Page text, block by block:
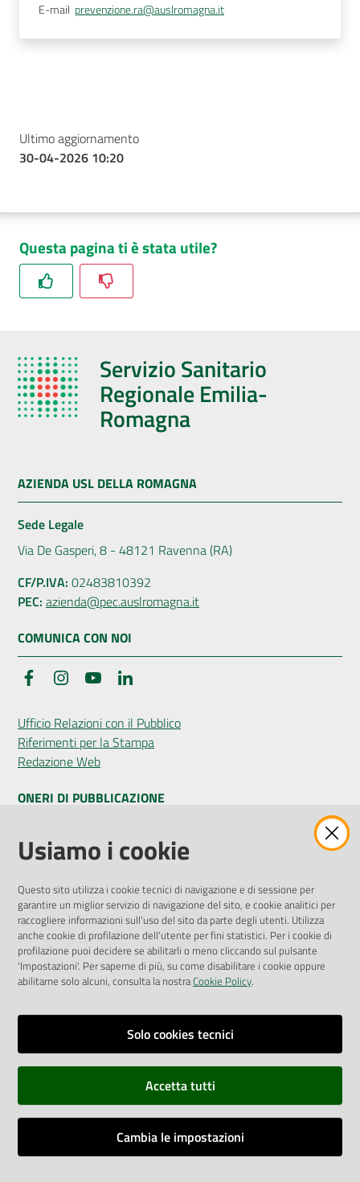
E-mail prevenzione.ra@auslromagna.it
Ultimo aggiornamento
30-04-2026 10:20
Questa pagina ti è stata utile?
Servizio Sanitario
Regionale Emilia-
Romagna
AZIENDA USL DELLA ROMAGNA
Sede Legale
Via De Gasperi, 8 - 48121 Ravenna (RA)
CF/P.IVA: 02483810392
PEC: azienda@pec.auslromagna.it
COMUNICA CON NOI
FacebookInstagramYouTube
Ufficio Relazioni con il Pubblico
Riferimenti per la Stampa
Redazione Web
ONERI DI PUBBLICAZIONE
Amministrazione Trasparente
Pubblicità legale
Privacy Policy
Attuazione Misure PNRR
Liste di Attesa
ENTI, IMPRESE E PARTNER
Fatturazione Elettronica
Richiesta Patrocinio
Dichiarazione di Accessibilità
Dati di Monitoraggio
Usiamo i cookie
Questo sito utilizza i cookie tecnici di navigazione e di sessione per
garantire un miglior servizio di navigazione del sito, e cookie analitici per
raccogliere informazioni sull'uso del sito da parte degli utenti. Utilizza
anche cookie di profilazione dell'utente per fini statistici. Per i cookie di
profilazione puoi decidere se abilitarli o meno cliccando sul pulsante
'Impostazioni'. Per saperne di più, su come disabilitare i cookie oppure
abilitarne solo alcuni, consulta la nostraCookie Policy.
Solo cookies tecnici
Accetta tutti
Cambia le impostazioni